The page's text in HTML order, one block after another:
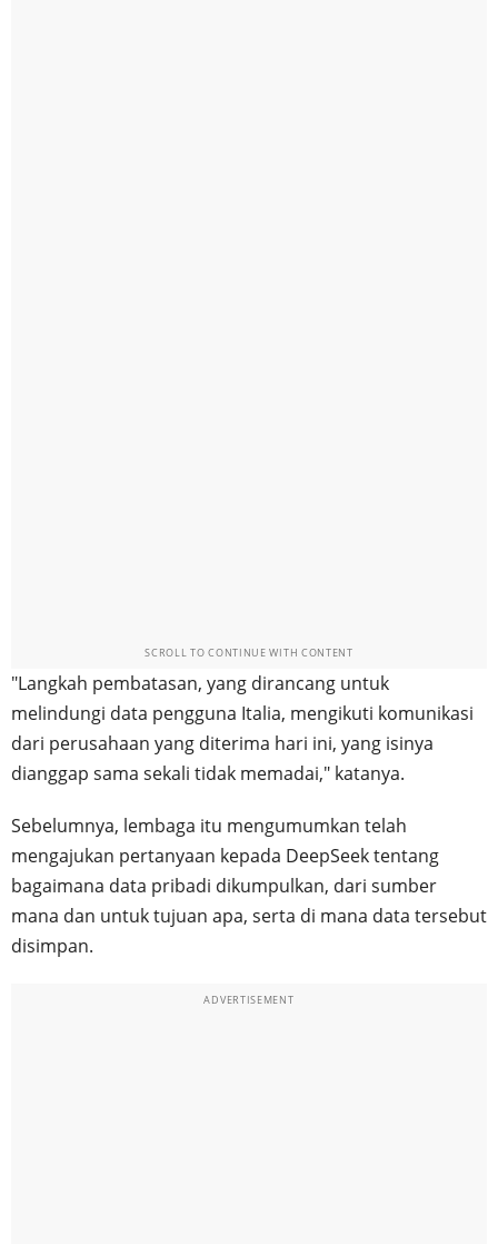
SCROLL TO CONTINUE WITH CONTENT
"Langkah pembatasan, yang dirancang untuk
melindungi data pengguna Italia, mengikuti komunikasi
dari perusahaan yang diterima hari ini, yang isinya
dianggap sama sekali tidak memadai," katanya.
Sebelumnya, lembaga itu mengumumkan telah
mengajukan pertanyaan kepada DeepSeek tentang
bagaimana data pribadi dikumpulkan, dari sumber
mana dan untuk tujuan apa, serta di mana data tersebut
disimpan.
ADVERTISEMENT